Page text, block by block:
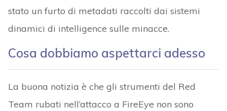
stato un furto di metadati raccolti dai sistemi
dinamici di intelligence sulle minacce.
Cosa dobbiamo aspettarci adesso
La buona notizia è che gli strumenti del Red
Team rubati nell’attacco a FireEye non sono